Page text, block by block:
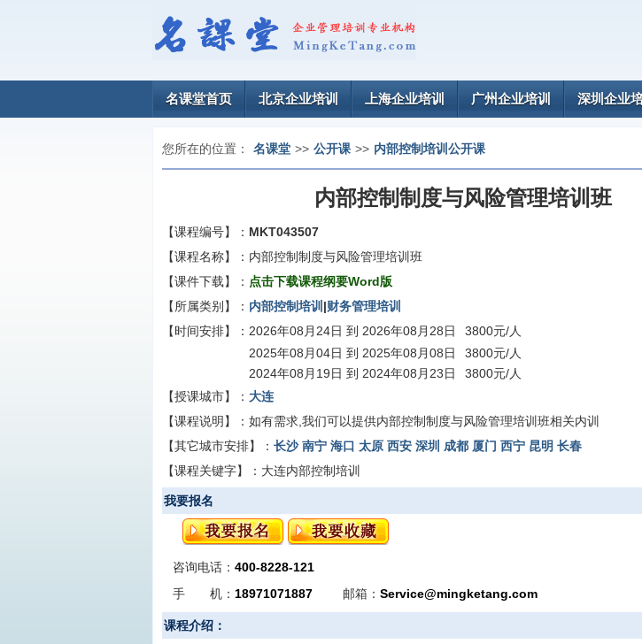
名课堂首页 北京企业培训 上海企业培训 广州企业培训 深圳企业
您所在的位置： 名课堂 >> 公开课 >> 内部控制培训公开课
内部控制制度与风险管理培训班
【课程编号】： MKT043507
【课程名称】： 内部控制制度与风险管理培训班
【课件下载】： 点击下载课程纲要Word版
【所属类别】： 内部控制培训 |财务管理培训
【时间安排】： 2026年08月24日 到 2026年08月28日
3800元/人
2025年08月04日 到 2025年08月08日
3800元/人
2024年08月19日 到 2024年08月23日
3800元/人
【授课城市】： 大连
【课程说明】： 如有需求,我们可以提供内部控制制度与风险管理培训班相关内训
【其它城市安排】： 长沙 南宁 海口 太原 西安 深圳 成都 厦门 西宁 昆明 长春
【课程关键字】： 大连内部控制培训
我要报名
咨询电话： 400-8228-121
手 机： 18971071887 邮箱： Service@mingketang.com
课程介绍：